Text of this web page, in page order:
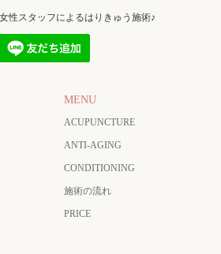
性スタッフによるはりきゅう施術♪
MENU
ACUPUNCTURE
ANTI-AGING
CONDITIONING
施術の流れ
PRICE